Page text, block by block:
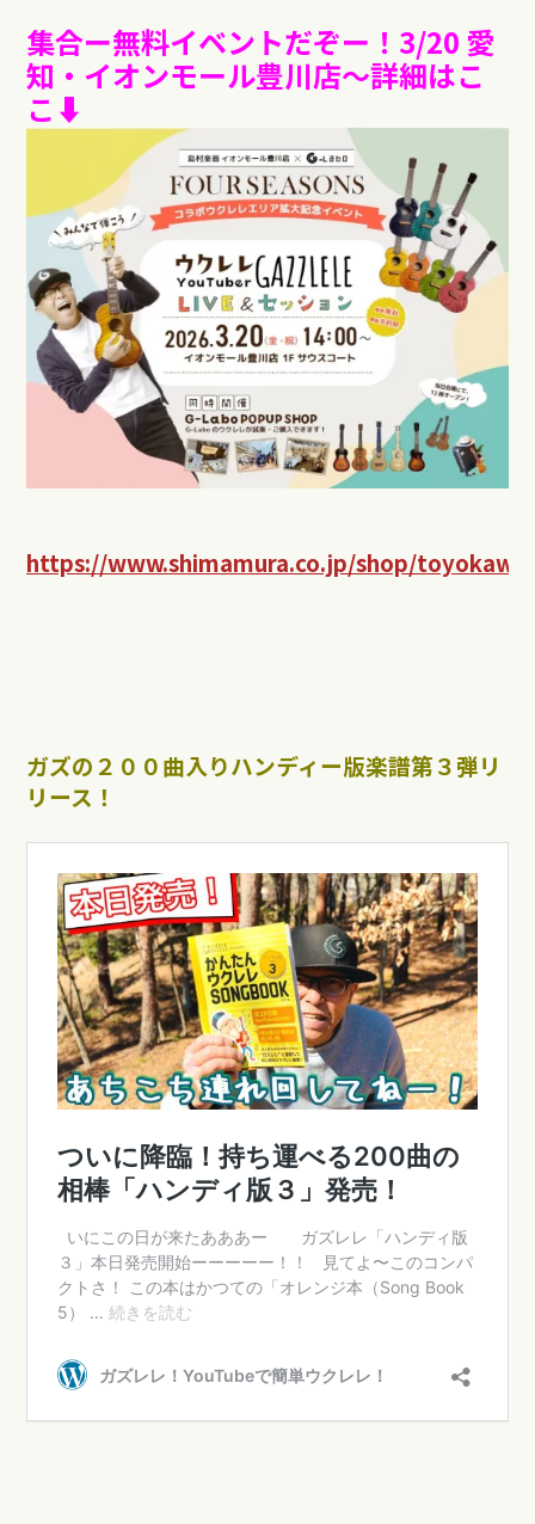
集合ー無料イベントだぞー！3/20 愛
知・イオンモール豊川店〜詳細はこ
こ⬇︎
https://www.shimamura.co.jp/shop/
ガズの２００曲入りハンディー版楽譜第３弾リ
リース！